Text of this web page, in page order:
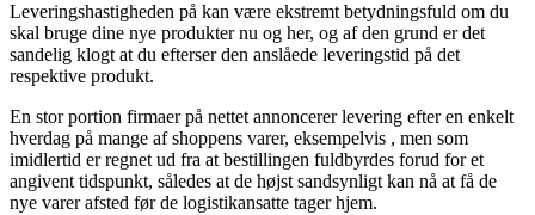
Leveringshastigheden på kan være ekstremt betydningsfuld om du
skal bruge dine nye produkter nu og her, og af den grund er det
sandelig klogt at du efterser den anslåede leveringstid på det
respektive produkt.
En stor portion firmaer på nettet annoncerer levering efter en enkelt
hverdag på mange af shoppens varer, eksempelvis , men som
imidlertid er regnet ud fra at bestillingen fuldbyrdes forud for et
angivent tidspunkt, således at de højst sandsynligt kan nå at få de
nye varer afsted før de logistikansatte tager hjem.